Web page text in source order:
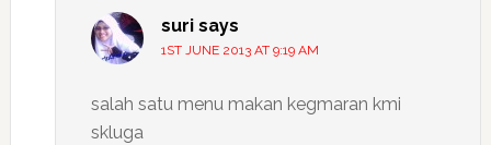
suri says
1ST JUNE 2013 AT 9:19 AM
salah satu menu makan kegmaran kmi
skluga